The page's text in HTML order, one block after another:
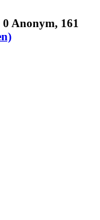
0 Anonym, 161